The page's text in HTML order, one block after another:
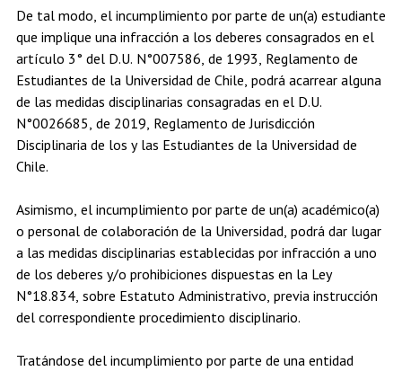
De tal modo, el incumplimiento por parte de un(a) estudiante
que implique una infracción a los deberes consagrados en el
artículo 3° del D.U. N°007586, de 1993, Reglamento de
Estudiantes de la Universidad de Chile, podrá acarrear alguna
de las medidas disciplinarias consagradas en el D.U.
N°0026685, de 2019, Reglamento de Jurisdicción
Disciplinaria de los y las Estudiantes de la Universidad de
Chile.
Asimismo, el incumplimiento por parte de un(a) académico(a)
o personal de colaboración de la Universidad, podrá dar lugar
a las medidas disciplinarias establecidas por infracción a uno
de los deberes y/o prohibiciones dispuestas en la Ley
N°18.834, sobre Estatuto Administrativo, previa instrucción
del correspondiente procedimiento disciplinario.
Tratándose del incumplimiento por parte de una entidad